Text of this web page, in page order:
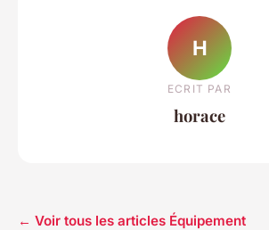
H
ECRIT PAR
horace
← Voir tous les articles Équipement